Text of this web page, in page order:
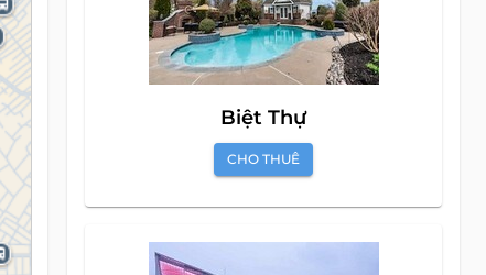
Biệt Thự
CHO THUÊ